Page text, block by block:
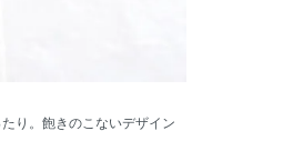
り。飽きのこないデザイン